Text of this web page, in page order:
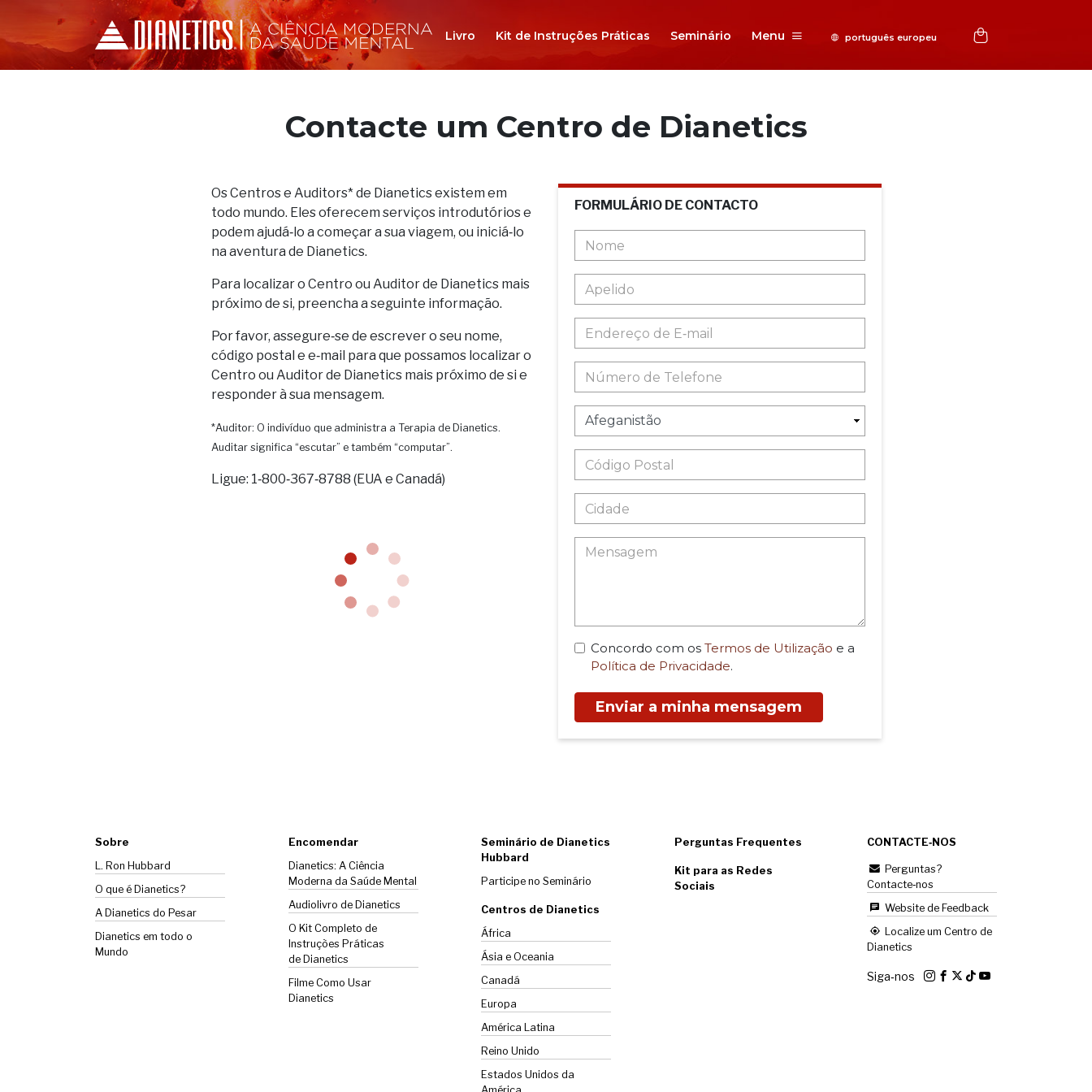
Livro Kit de Instruções Práticas Seminário Menu
Contacte um Centro de Dianetics
Os Centros e Auditors* de Dianetics existem em
todo mundo. Eles oferecem serviços introdutórios e
podem ajudá‑lo a começar a sua viagem, ou iniciá‑lo
na aventura de Dianetics.
Para localizar o Centro ou Auditor de Dianetics mais
próximo de si, preencha a seguinte informação.
Por favor, assegure‑se de escrever o seu nome,
código postal e e‑mail para que possamos localizar o
Centro ou Auditor de Dianetics mais próximo de si e
responder à sua mensagem.
*Auditor: O indivíduo que administra a Terapia de Dianetics.
Auditar significa “escutar” e também “computar”.
Ligue: 1‑800‑367‑8788 (EUA e Canadá)
FORMULÁRIO DE CONTACTO
Concordo com os Termos de Utilização e a
Política de Privacidade.
Enviar a minha mensagem
Sobre
L. Ron Hubbard
O que é Dianetics?
A Dianetics do Pesar
Dianetics em todo o
Mundo
Encomendar
Dianetics: A Ciência
Moderna da Saúde Mental
Audiolivro de Dianetics
O Kit Completo de
Instruções Práticas
de Dianetics
Filme Como Usar
Dianetics
Seminário de Dianetics
Hubbard
Participe no Seminário
Centros de Dianetics
África
Ásia e Oceania
Canadá
Europa
América Latina
Reino Unido
Estados Unidos da
Perguntas Frequentes
Kit para as Redes
Sociais
CONTACTE‑NOS
Perguntas?
Contacte‑nos
Website de Feedback
Localize um Centro de
Dianetics
Siga‑nos